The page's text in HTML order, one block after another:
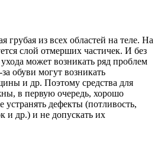
грубая из всех областей на теле. На
слой отмерших частичек. И без
может возникать ряд проблем
обуви могут возникать
и др. Поэтому средства для
в первую очередь, хорошо
устранять дефекты (потливость,
и др.) и не допускать их